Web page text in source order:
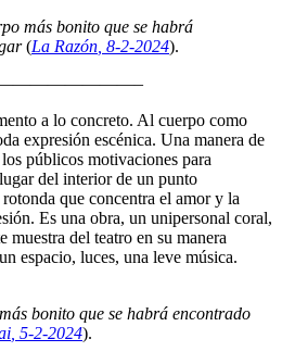
más bonito que se habrá
(La Razón , 8-2-2024).
a lo concreto. Al cuerpo como
expresión escénica. Una manera de
públicos motivaciones para
del interior de un punto
que concentra el amor y la
Es una obra, un unipersonal coral,
muestra del teatro en su manera
espacio, luces, una leve música.
bonito que se habrá encontrado
, 5-2-2024).